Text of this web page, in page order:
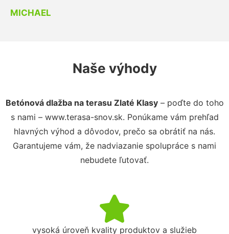
MICHAEL
Naše výhody
Betónová dlažba na terasu Zlaté Klasy– poďte do toho
s nami – www.terasa-snov.sk. Ponúkame vám prehľad
hlavných výhod a dôvodov, prečo sa obrátiť na nás.
Garantujeme vám, že nadviazanie spolupráce s nami
nebudete ľutovať.
vysoká úroveň kvality produktov a služieb